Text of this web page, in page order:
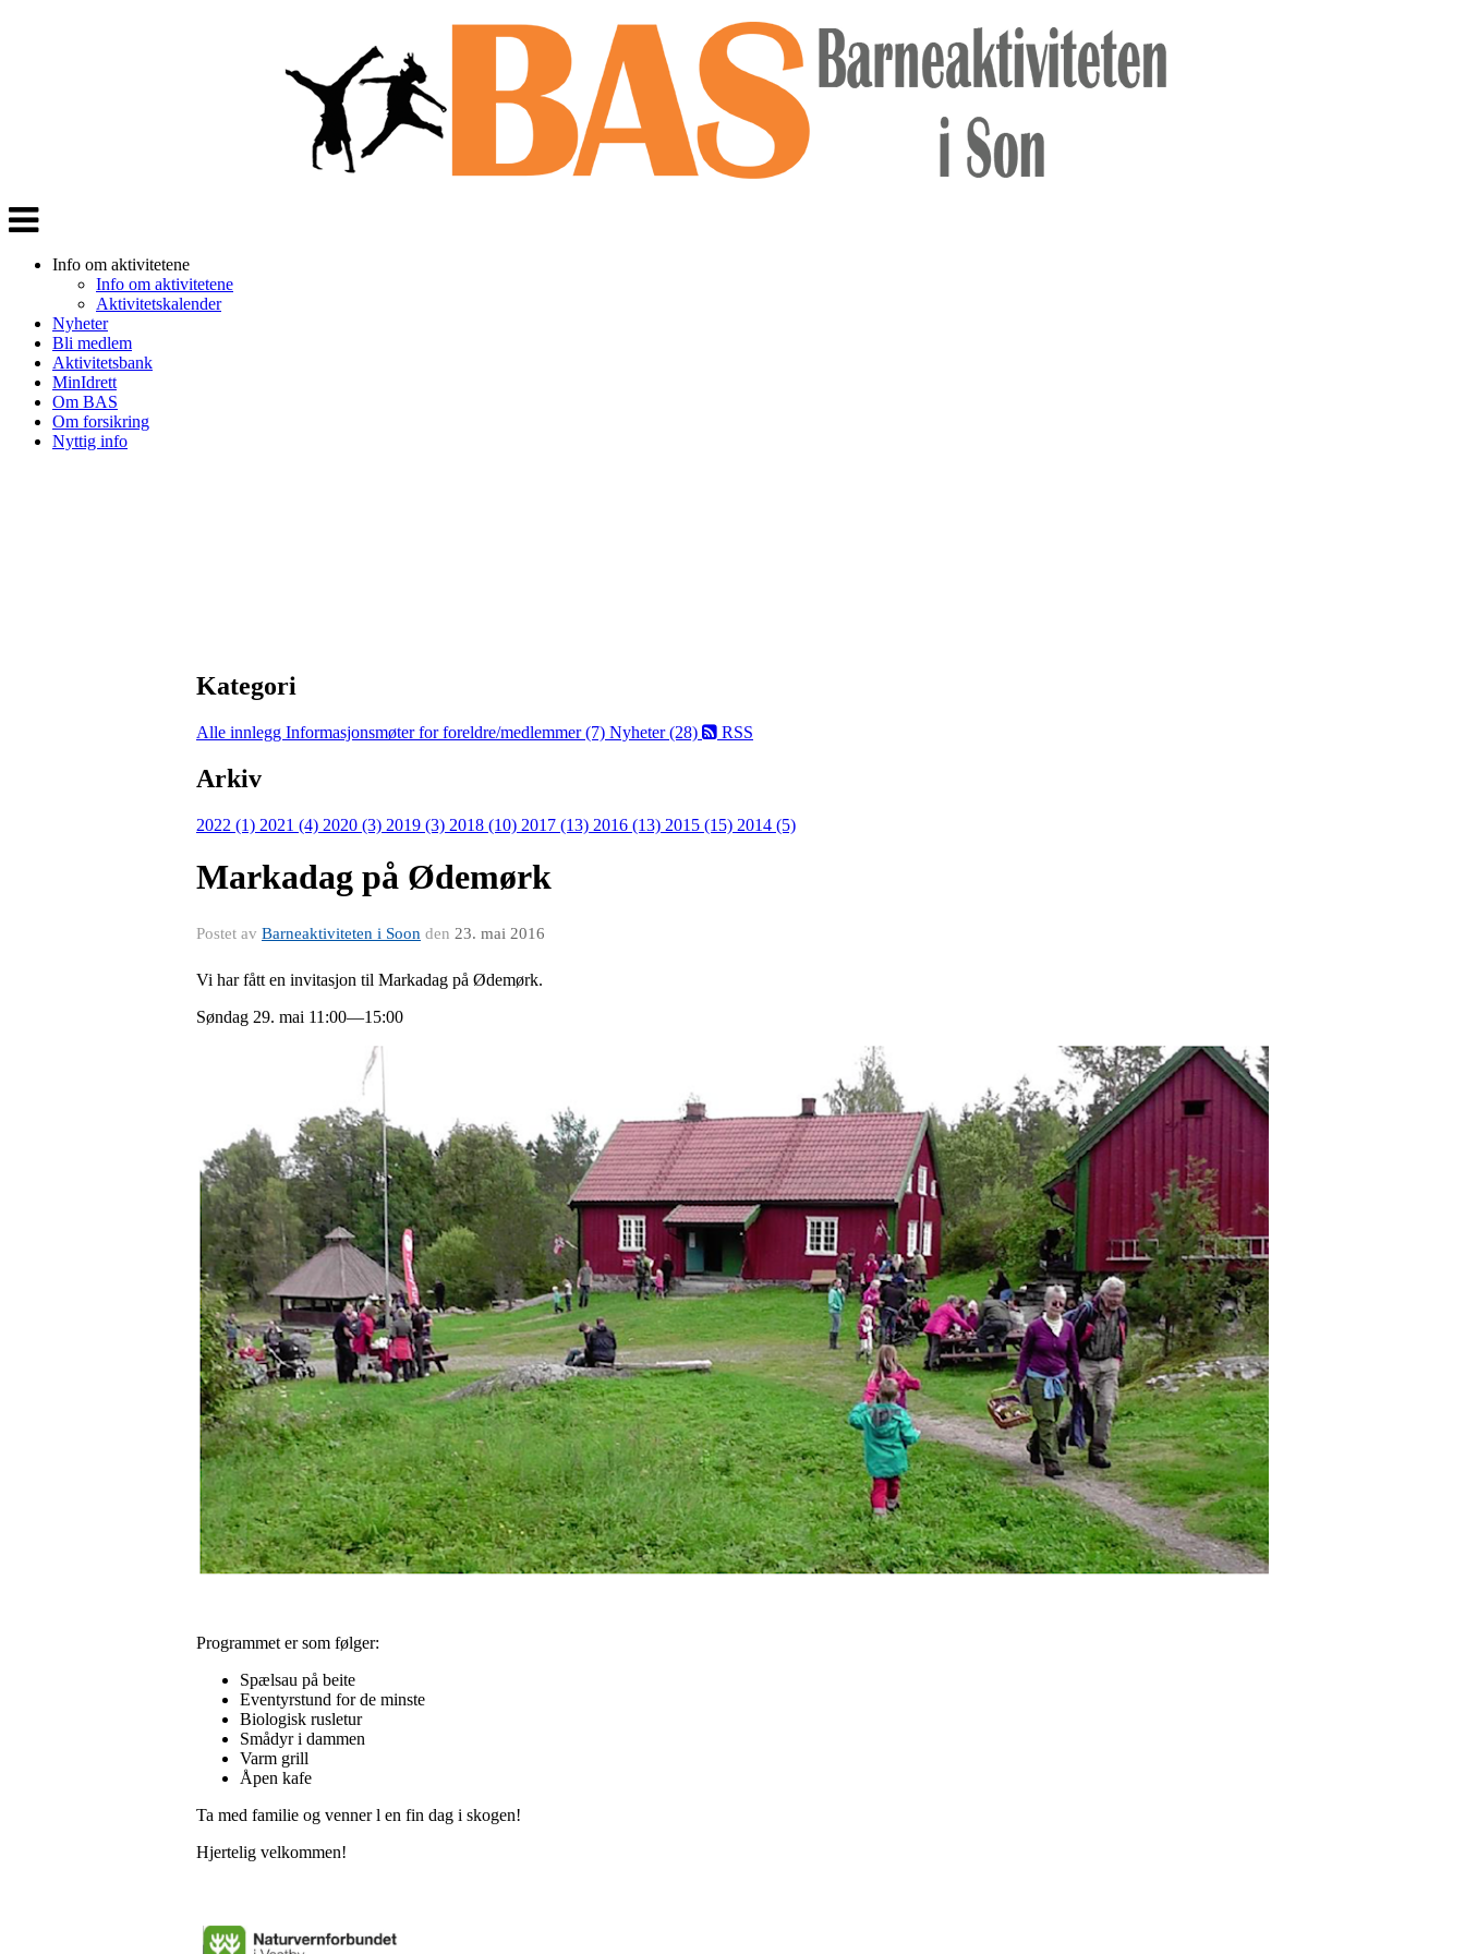
Veksle
navigasjon
Info om aktivitetene
Info om aktivitetene
Aktivitetskalender
Nyheter
Bli medlem
Aktivitetsbank
MinIdrett
Om BAS
Om forsikring
Nyttig info
Kategori
Alle innlegg Informasjonsmøter for foreldre/medlemmer (7) Nyheter (28) RSS
Arkiv
2022 (1) 2021 (4) 2020 (3) 2019 (3) 2018 (10) 2017 (13) 2016 (13) 2015 (15) 2014 (5)
Markadag på Ødemørk
Postet av Barneaktiviteten i Soon den 23. mai 2016
Vi har fått en invitasjon til Markadag på Ødemørk.
Søndag 29. mai 11:00—15:00
Programmet er som følger:
Spælsau på beite
Eventyrstund for de minste
Biologisk rusletur
Smådyr i dammen
Varm grill
Åpen kafe
Ta med familie og venner l en fin dag i skogen!
Hjertelig velkommen!